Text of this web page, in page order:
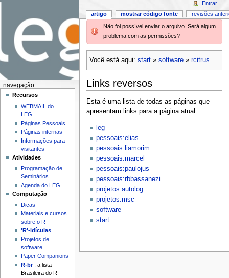
Não foi possível enviar o arquivo. Será algum
problema com as permissões?
Você está aqui: start» software» rcitrus
Links reversos
Esta é uma lista de todas as páginas que
apresentam links para a página atual.
leg
pessoais:elias
pessoais:liamorim
pessoais:marcel
pessoais:paulojus
pessoais:rbbassanezi
projetos:autolog
projetos:msc
software
start
artigo mostrar código fonte revisões
Entrar
navegação
Recursos
WEBMAIL do
LEG
Páginas Pessoais
Páginas internas
Informações para
visitantes
Atividades
Programação de
Seminários
Agenda do LEG
Computação
Dicas
Materiais e cursos
sobre o R
'R'-idículas
Projetos de
software
Paper Companions
R-br: a lista
Brasileira do R